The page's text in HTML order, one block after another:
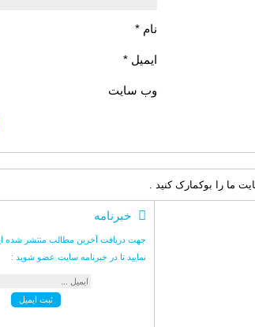
نام *
ایمیل *
وب‌ سایت
ما را بوکمارک کنید .
خبرنامه
جهت دریافت آخرین مطالب منتشر شده
نمایید تا در خبرنامه سایت عضو شوید :